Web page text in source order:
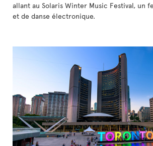
allant au Solaris Winter Music Festival, un
et de danse électronique.